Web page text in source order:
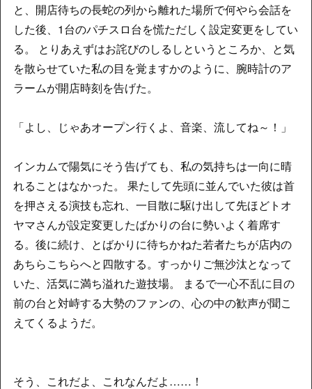
と、開店待ちの長蛇の列から離れた場所で何やら会話を
した後、1台のパチスロ台を慌ただしく設定変更をしてい
る。 とりあえずはお詫びのしるしというところか、と気
を散らせていた私の目を覚ますかのように、腕時計のア
ラームが開店時刻を告げた。
「よし、じゃあオープン行くよ、音楽、流してね～！」
インカムで陽気にそう告げても、私の気持ちは一向に晴
れることはなかった。 果たして先頭に並んでいた彼は首
を押さえる演技も忘れ、一目散に駆け出して先ほどトオ
ヤマさんが設定変更したばかりの台に勢いよく着席す
る。後に続け、とばかりに待ちかねた若者たちが店内の
あちらこちらへと四散する。すっかりご無沙汰となって
いた、活気に満ち溢れた遊技場。 まるで一心不乱に目の
前の台と対峙する大勢のファンの、心の中の歓声が聞こ
えてくるようだ。
そう、これだよ、これなんだよ……！